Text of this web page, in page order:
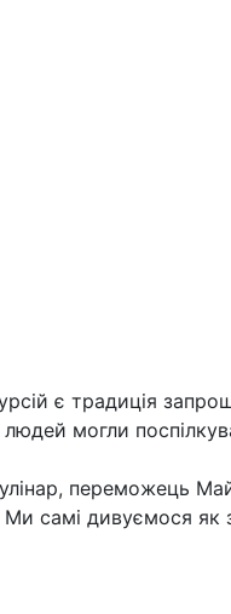
є традиція
могли
переможець
самі дивуємося як